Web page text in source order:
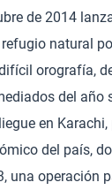
de 2014
refugio natural
orografía,
del año
en
del país,
una operación